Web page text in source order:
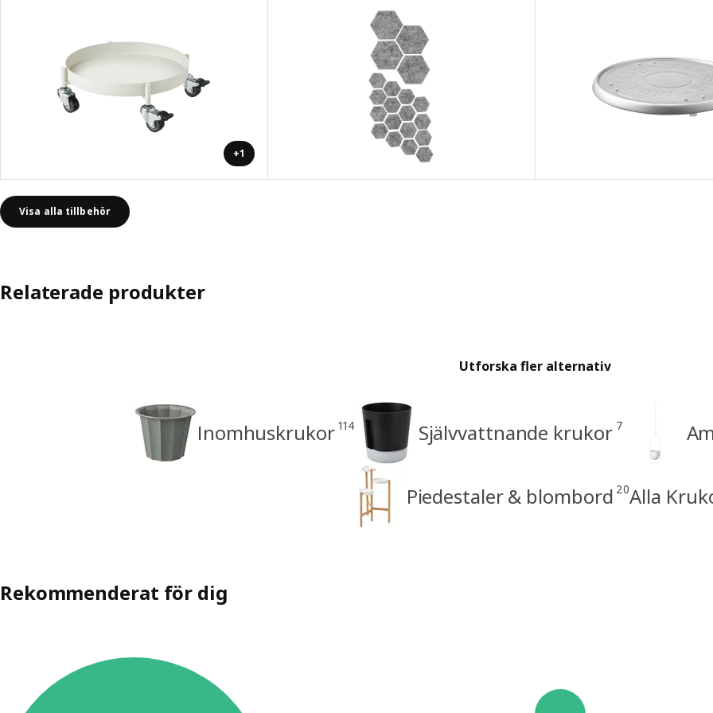
+1
Visa alla tillbehör
Relaterade produkter
Utforska fler alternativ
Inomhuskrukor 114 Självvattnande krukor 7
Piedestaler & blombord 20Alla
Rekommenderat för dig